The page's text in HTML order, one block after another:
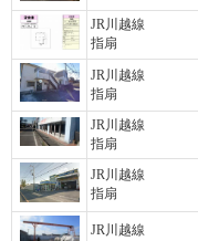
JR川越線
指扇
JR川越線
指扇
JR川越線
指扇
JR川越線
指扇
JR川越線